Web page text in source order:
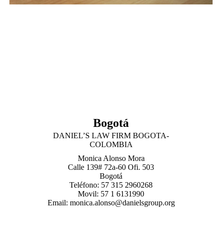
Bogotá
DANIEL’S LAW FIRM BOGOTA-
COLOMBIA
Monica Alonso Mora
Calle 139# 72a-60 Ofi. 503
Bogotá
Teléfono: 57 315 2960268
Movil: 57 1 6131990
Email: monica.alonso@danielsgroup.org